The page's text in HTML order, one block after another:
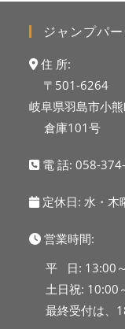
ジャンプパー
住 所:
〒501-6264
岐阜県羽島市小
倉庫101号
電 話:058-
定休日: 水・木
営業時間:
平 日: 13:00
土日祝: 10:00
最終受付は、